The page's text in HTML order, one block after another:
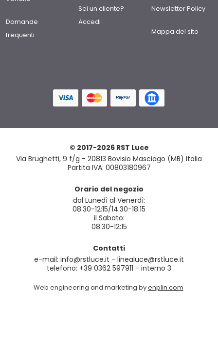
Domande
frequenti
Sei un cliente?
Accedi
Newsletter Policy
Mappa del sito
© 2017-2026 RST Luce
Via Brughetti, 9 f/g - 20813 Bovisio Masciago (MB) Italia
Partita IVA: 00803180967
Orario del negozio
dal Lunedì al Venerdì:
08:30-12:15/14:30-18:15
il Sabato:
08:30-12:15
Contatti
e-mail: info@rstluce.it - linealuce@rstluce.it
telefono: +39 0362 597911 - interno 3
Web engineering and marketing byenplin.com